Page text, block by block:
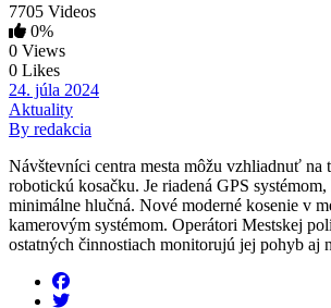
7705 Videos
0%
0 Views
0 Likes
24. júla 2024
Aktuality
By redakcia
Návštevníci centra mesta môžu vzhliadnuť na
robotickú kosačku. Je riadená GPS
minimálne hlučná. Nové moderné kosenie v
kamerovým systémom. Operátori Mestskej
ostatných činnostiach monitorujú jej pohyb aj